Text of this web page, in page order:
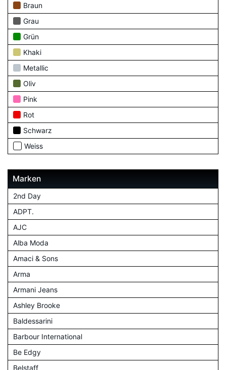
Braun
Grau
Grün
Khaki
Metallic
Oliv
Pink
Rot
Schwarz
Weiss
Marken
2nd Day
ADPT.
AJC
Alba Moda
Amaci & Sons
Arma
Armani Jeans
Ashley Brooke
Baldessarini
Barbour International
Be Edgy
Belstaff